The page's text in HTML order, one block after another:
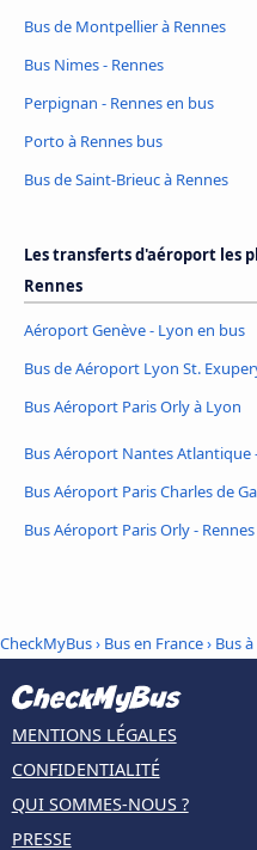
Bus de Montpellier à Rennes
Bus Nimes - Rennes
Perpignan - Rennes en bus
Porto à Rennes bus
Bus de Saint-Brieuc à Rennes
Les transferts d'aéroport les
Rennes
Aéroport Genève - Lyon en bus
Bus de Aéroport Lyon St.
Bus Aéroport Paris Orly à Lyon
Bus Aéroport Nantes Atlantique
Bus Aéroport Paris Charles de
Bus Aéroport Paris Orly - Rennes
CheckMyBus› Bus en France› Bus
MENTIONS LÉGALES
CONFIDENTIALITÉ
QUI SOMMES-NOUS ?
PRESSE